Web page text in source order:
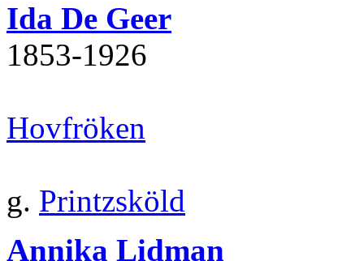
Ida De Geer
1853‐1926
Hovfröken
g. Printzsköld
Annika Lidman